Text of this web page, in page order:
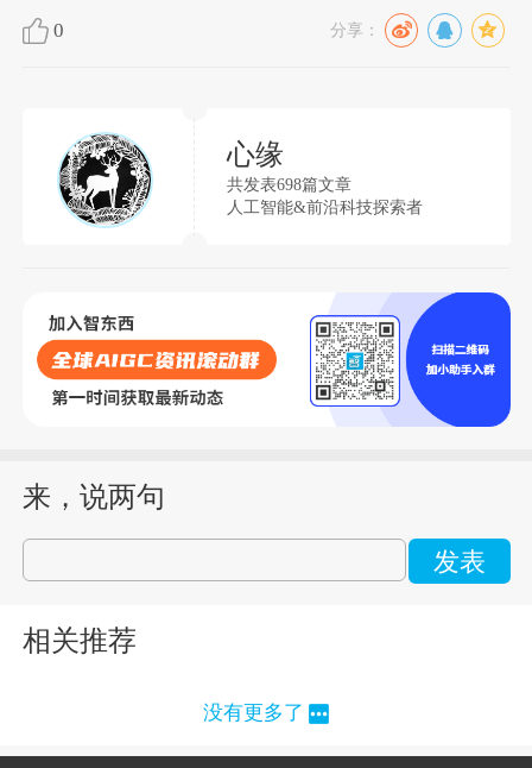
0 分享：
心缘
共发表698篇文章
人工智能&前沿科技探索者
来，说两句
发表
相关推荐
没有更多了